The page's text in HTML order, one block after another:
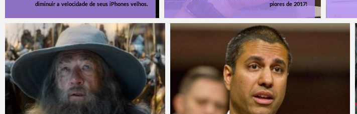
diminuir a velocidade de seus iPhones velhos.
piores de 2017!